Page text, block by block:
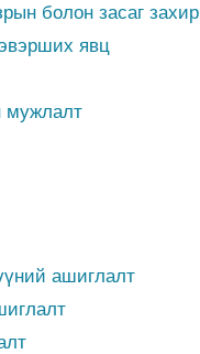
болон засаг
явц
мужлалт
ашиглалт